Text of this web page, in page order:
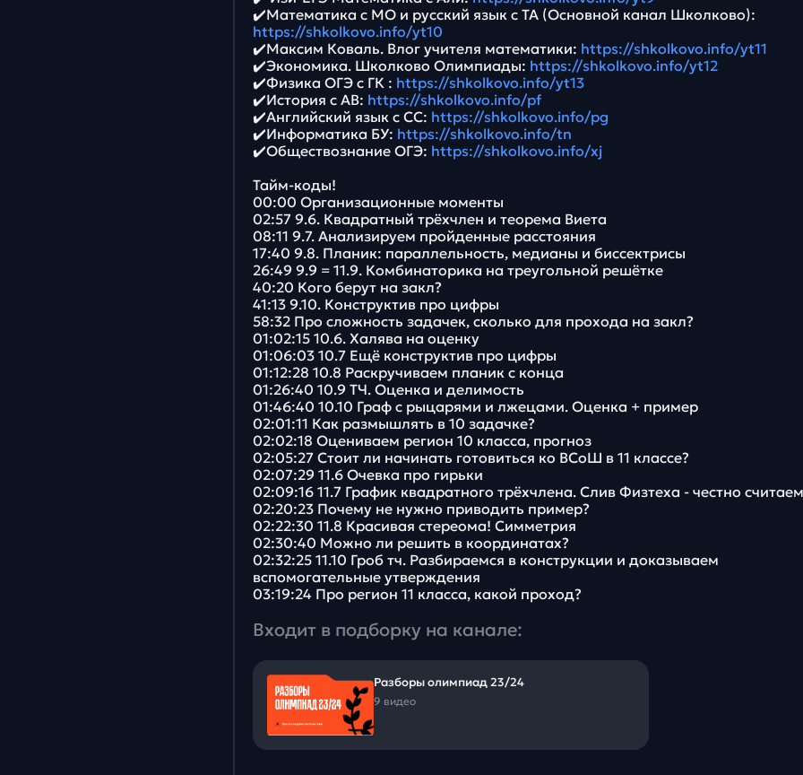
✔️Математика с МО и русский язык с ТА (Основной канал Школково):
https://shkolkovo.info/yt10
✔️Максим Коваль. Влог учителя математики: https://shkolkovo.info/yt11
✔️Экономика. Школково Олимпиады: https://shkolkovo.info/yt12
✔️Физика ОГЭ с ГК : https://shkolkovo.info/yt13
✔️История с АВ: https://shkolkovo.info/pf
✔️Английский язык с СС: https://shkolkovo.info/pg
✔️Информатика БУ: https://shkolkovo.info/tn
✔️Обществознание ОГЭ: https://shkolkovo.info/xj
Тайм-коды!
00:00 Организационные моменты
02:57 9.6. Квадратный трёхчлен и теорема Виета
08:11 9.7. Анализируем пройденные расстояния
17:40 9.8. Планик: параллельность, медианы и биссектрисы
26:49 9.9 = 11.9. Комбинаторика на треугольной решётке
40:20 Кого берут на закл?
41:13 9.10. Конструктив про цифры
58:32 Про сложность задачек, сколько для прохода на закл?
01:02:15 10.6. Халява на оценку
01:06:03 10.7 Ещё конструктив про цифры
01:12:28 10.8 Раскручиваем планик с конца
01:26:40 10.9 ТЧ. Оценка и делимость
01:46:40 10.10 Граф с рыцарями и лжецами. Оценка + пример
02:01:11 Как размышлять в 10 задачке?
02:02:18 Оцениваем регион 10 класса, прогноз
02:05:27 Стоит ли начинать готовиться ко ВСоШ в 11 классе?
02:07:29 11.6 Очевка про гирьки
02:09:16 11.7 График квадратного трёхчлена. Слив Физтеха - честно считаем
02:20:23 Почему не нужно приводить пример?
02:22:30 11.8 Красивая стереома! Симметрия
02:30:40 Можно ли решить в координатах?
02:32:25 11.10 Гроб тч. Разбираемся в конструкции и доказываем
вспомогательные утверждения
03:19:24 Про регион 11 класса, какой проход?
Входит в подборку на канале:
Разборы олимпиад 23/24
9 видео